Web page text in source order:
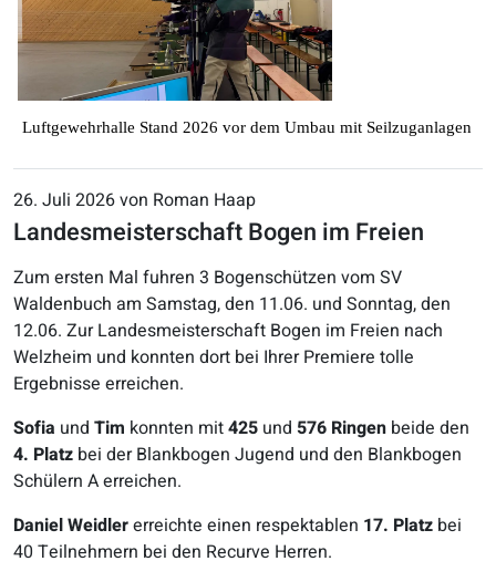
Luftgewehrhalle Stand 2026 vor dem Umbau mit Seilzuganlagen
26. Juli 2026 von Roman Haap
Landesmeisterschaft Bogen im Freien
Zum ersten Mal fuhren 3 Bogenschützen vom SV
Waldenbuch am Samstag, den 11.06. und Sonntag, den
12.06. Zur Landesmeisterschaft Bogen im Freien nach
Welzheim und konnten dort bei Ihrer Premiere tolle
Ergebnisse erreichen.
Sofia und Tim konnten mit425 und 576 Ringen beide den
4. Platz bei der Blankbogen Jugend und den Blankbogen
Schülern A erreichen.
Daniel Weidlererreichte einen respektablen 17. Platz bei
40 Teilnehmern bei den Recurve Herren.